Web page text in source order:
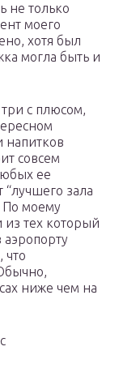
не только
моего
хотя был
могла быть и
с плюсом,
напитков
совсем
ее
зала
По моему
тех который
аэропорту
что
ниже чем на